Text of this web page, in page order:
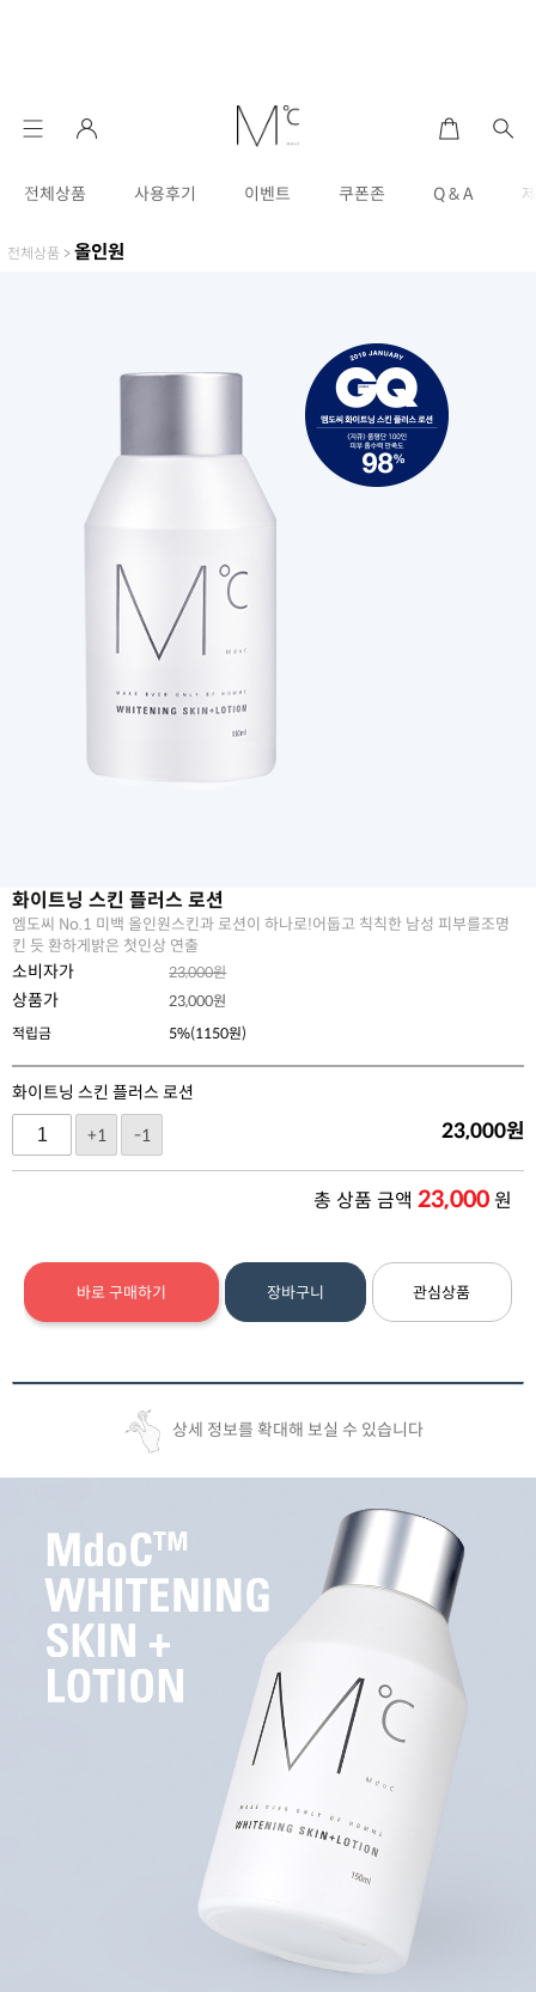
전체상품 사용후기 이벤트 쿠폰존 Q & A
전체상품 > 올인원
화이트닝 스킨 플러스 로션
엠도씨 No.1 미백 올인원스킨과 로션이 하나로!어둡고 칙칙한 남성 피부를조명
킨 듯 환하게밝은 첫인상 연출
소비자가 23,000원
상품가 23,000원
적립금
5%(1150원)
화이트닝 스킨 플러스 로션
+1
-1 23,000원
총 상품 금액 23,000원
바로 구매하기 장바구니 관심상품
상세 정보를 확대해 보실 수 있습니다